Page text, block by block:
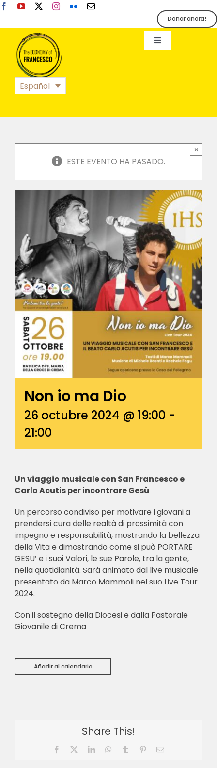
Skip
content
Donar ahora!
Toggle
EoF
BLOG
ORGANIZACIÓN
Español
ESTE EVENTO HA PASADO.
×
Non io ma Dio
26 octubre 2024 @ 19:00 -
21:00
Un viaggio musicale con San Francesco e
Carlo Acutis per incontrare Gesù
Un percorso condiviso per motivare i giovani a
prendersi cura delle realtà di prossimità con
impegno e responsabilità, mostrando la bellezza
della Vita e dimostrando come si può PORTARE
GESU’ e i suoi Valori, le sue Parole, tra la gente,
nella quotidianità. Sarà animato dal live musicale
presentato da Marco Mammoli nel suo Live Tour
2024.
Con il sostegno della Diocesi e dalla Pastorale
Giovanile di Crema
Añadir al calendario
Share This!
Facebook LinkedInWhatsApp
Tumblr PinterestEmail